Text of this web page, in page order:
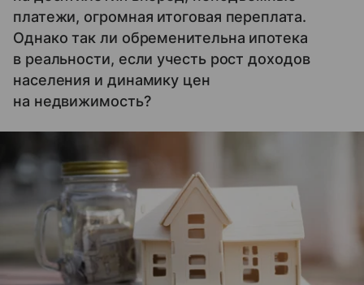
платежи, огромная итоговая переплата.
Однако так ли обременительна ипотека
в реальности, если учесть рост доходов
населения и динамику цен
на недвижимость?